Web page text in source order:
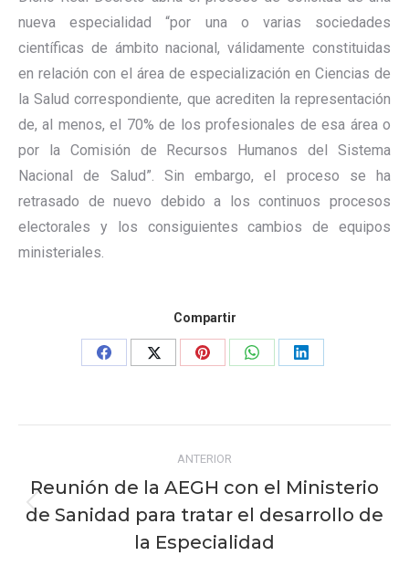
nueva especialidad “por una o varias sociedades
científicas de ámbito nacional, válidamente constituidas
en relación con el área de especialización en Ciencias de
la Salud correspondiente, que acrediten la representación
de, al menos, el 70% de los profesionales de esa área o
por la Comisión de Recursos Humanos del Sistema
Nacional de Salud”. Sin embargo, el proceso se ha
retrasado de nuevo debido a los continuos procesos
electorales y los consiguientes cambios de equipos
ministeriales.
Compartir
Share
Share
Share
Share
Share
entre
publicaciones
ANTERIOR
Publicación
anterior:
Reunión de la AEGH con el Ministerio
de Sanidad para tratar el desarrollo de
la Especialidad